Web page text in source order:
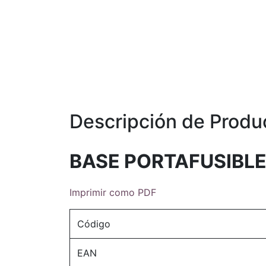
Descripción de
BASE
Imprimir como PDF
Código
EAN